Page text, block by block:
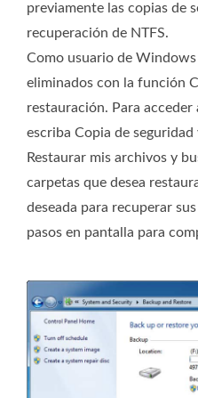
previamente las copias de
recuperación de NTFS.
Como usuario de
eliminados con la función
restauración. Para
escriba Copia de
Restaurar mis archivos y
carpetas que desea
deseada para recuperar
pasos en pantalla para